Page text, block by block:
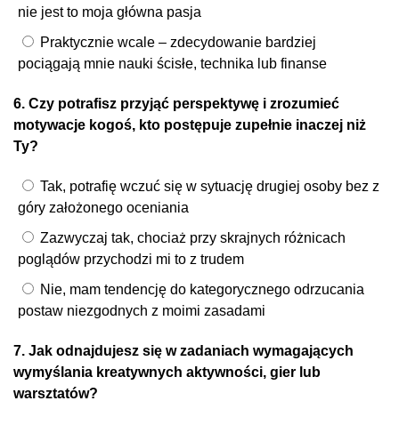
nie jest to moja główna pasja
Praktycznie wcale – zdecydowanie bardziej
pociągają mnie nauki ścisłe, technika lub finanse
6. Czy potrafisz przyjąć perspektywę i zrozumieć
motywacje kogoś, kto postępuje zupełnie inaczej niż
Ty?
Tak, potrafię wczuć się w sytuację drugiej osoby bez z
góry założonego oceniania
Zazwyczaj tak, chociaż przy skrajnych różnicach
poglądów przychodzi mi to z trudem
Nie, mam tendencję do kategorycznego odrzucania
postaw niezgodnych z moimi zasadami
7. Jak odnajdujesz się w zadaniach wymagających
wymyślania kreatywnych aktywności, gier lub
warsztatów?